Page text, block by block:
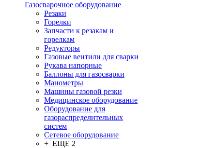
Газосварочное оборудование
Резаки
Горелки
Запчасти к резакам и
горелкам
Редукторы
Газовые вентили для сварки
Рукава напорные
Баллоны для газосварки
Манометры
Машины газовой резки
Медицинское оборудование
Оборудование для
газораспределительных
систем
Сетевое оборудование
+ ЕЩЕ 2